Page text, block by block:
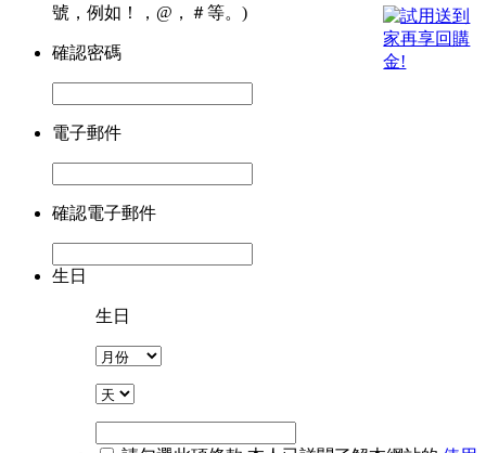
號，例如！，@，＃等。)
確認密碼
電子郵件
確認電子郵件
生日
生日